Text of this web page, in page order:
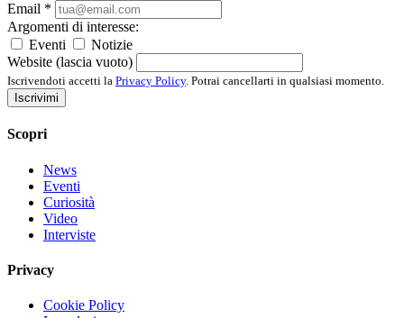
Email *
Argomenti di interesse:
Eventi
Notizie
Website (lascia vuoto)
Iscrivendoti accetti la Privacy Policy. Potrai cancellarti in qualsiasi momento.
Iscrivimi
Scopri
News
Eventi
Curiosità
Video
Interviste
Privacy
Cookie Policy